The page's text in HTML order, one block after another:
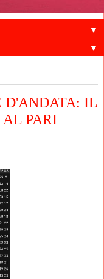
▼
▼
D'ANDATA: IL
AL PARI